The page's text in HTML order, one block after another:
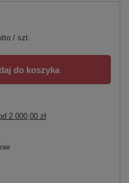
/ szt.
do koszyka
2 000,00 zł